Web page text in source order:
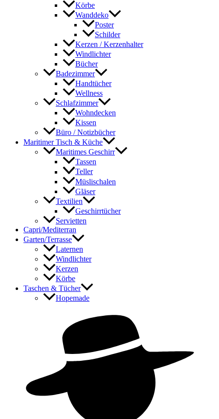
Körbe
Wanddeko
Poster
Schilder
Kerzen / Kerzenhalter
Windlichter
Bücher
Badezimmer
Handtücher
Wellness
Schlafzimmer
Wohndecken
Kissen
Büro / Notizbücher
Maritimer Tisch & Küche
Maritimes Geschirr
Tassen
Teller
Müslischalen
Gläser
Textilien
Geschirrtücher
Servietten
Capri/Mediterran
Garten/Terrasse
Laternen
Windlichter
Kerzen
Körbe
Taschen & Tücher
Hopemade